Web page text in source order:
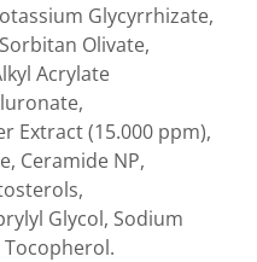
Glycyrrhizate,
Olivate,
Acrylate
Extract (15.000 ppm),
Ceramide NP,
Glycol, Sodium